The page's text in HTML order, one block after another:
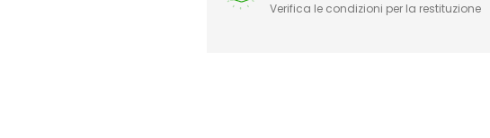
Verifica le condizioni per la restituzione